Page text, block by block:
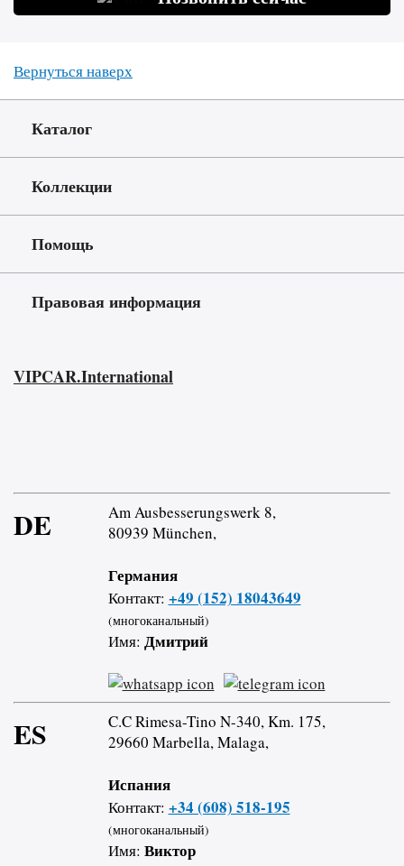
Вернуться наверх
Каталог
Коллекции
Помощь
Правовая информация
VIPCAR.International
DE
Am Ausbesserungswerk 8,
80939 München,
Германия
Контакт: +49 (152) 18043649
(многоканальный)
Имя: Дмитрий
ES
C.C Rimesa-Tino N-340, Km. 175,
29660 Marbella, Malaga,
Испания
Контакт: +34 (608) 518-195
(многоканальный)
Имя: Виктор